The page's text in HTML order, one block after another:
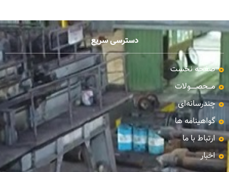
دسترسی سریع
صفحه نخست
مـــحصـــــولات
چندرسانه‌ای
گواهینامه ها
ارتباط با ما
اخبار